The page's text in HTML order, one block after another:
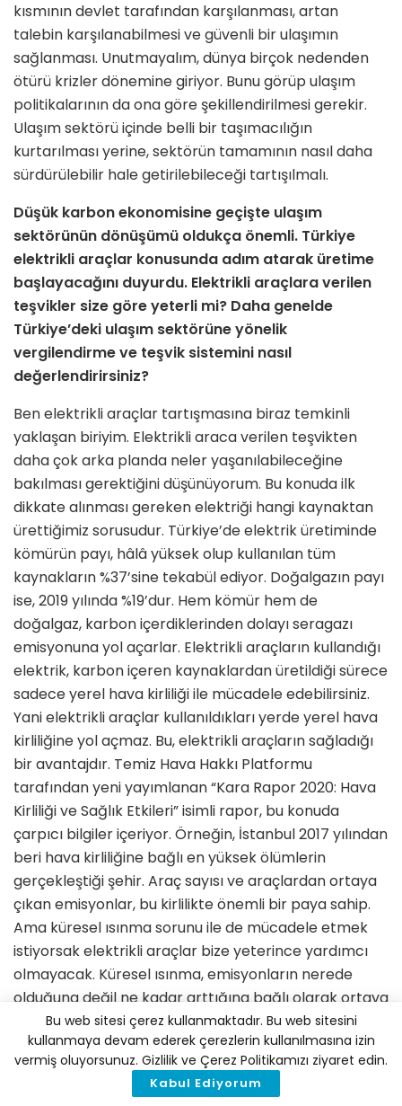
kısmının devlet tarafından karşılanması, artan
talebin karşılanabilmesi ve güvenli bir ulaşımın
sağlanması. Unutmayalım, dünya birçok nedenden
ötürü krizler dönemine giriyor. Bunu görüp ulaşım
politikalarının da ona göre şekillendirilmesi gerekir.
Ulaşım sektörü içinde belli bir taşımacılığın
kurtarılması yerine, sektörün tamamının nasıl daha
sürdürülebilir hale getirilebileceği tartışılmalı.
Düşük karbon ekonomisine geçişte ulaşım
sektörünün dönüşümü oldukça önemli. Türkiye
elektrikli araçlar konusunda adım atarak üretime
başlayacağını duyurdu. Elektrikli araçlara verilen
teşvikler size göre yeterli mi? Daha genelde
Türkiye’deki ulaşım sektörüne yönelik
vergilendirme ve teşvik sistemini nasıl
değerlendirirsiniz?
Ben elektrikli araçlar tartışmasına biraz temkinli
yaklaşan biriyim. Elektrikli araca verilen teşvikten
daha çok arka planda neler yaşanılabileceğine
bakılması gerektiğini düşünüyorum. Bu konuda ilk
dikkate alınması gereken elektriği hangi kaynaktan
ürettiğimiz sorusudur. Türkiye’de elektrik üretiminde
kömürün payı, hâlâ yüksek olup kullanılan tüm
kaynakların %37’sine tekabül ediyor. Doğalgazın payı
ise, 2019 yılında %19’dur. Hem kömür hem de
doğalgaz, karbon içerdiklerinden dolayı seragazı
emisyonuna yol açarlar. Elektrikli araçların kullandığı
elektrik, karbon içeren kaynaklardan üretildiği sürece
sadece yerel hava kirliliği ile mücadele edebilirsiniz.
Yani elektrikli araçlar kullanıldıkları yerde yerel hava
kirliliğine yol açmaz. Bu, elektrikli araçların sağladığı
bir avantajdır. Temiz Hava Hakkı Platformu
tarafından yeni yayımlanan “Kara Rapor 2020: Hava
Kirliliği ve Sağlık Etkileri” isimli rapor, bu konuda
çarpıcı bilgiler içeriyor. Örneğin, İstanbul 2017 yılından
beri hava kirliliğine bağlı en yüksek ölümlerin
gerçekleştiği şehir. Araç sayısı ve araçlardan ortaya
çıkan emisyonlar, bu kirlilikte önemli bir paya sahip.
Ama küresel ısınma sorunu ile de mücadele etmek
istiyorsak elektrikli araçlar bize yeterince yardımcı
olmayacak. Küresel ısınma, emisyonların nerede
olduğuna değil ne kadar arttığına bağlı olarak ortaya
çıkan bir sorun. Söylemeye çalıştığım şey, trafikteki
elektrikli araç sayısını artırırken, elektrik üretiminde
de başta güneş ve rüzgar olmak üzere yenilenebilir
enerji kaynaklarının payını artırmak gerekir.
Bu web sitesi çerez kullanmaktadır. Bu web sitesini
kullanmaya devam ederek çerezlerin kullanılmasına izin
vermiş oluyorsunuz. Gizlilik ve Çerez Politikamızı ziyaret edin.
Kabul Ediyorum